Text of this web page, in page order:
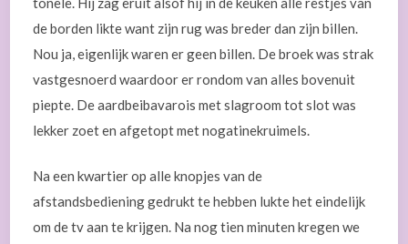
de borden likte want zijn rug was breder dan zijn billen.
Nou ja, eigenlijk waren er geen billen. De broek was strak
vastgesnoerd waardoor er rondom van alles bovenuit
piepte. De aardbeibavarois met slagroom tot slot was
lekker zoet en afgetopt met nogatinekruimels.
Na een kwartier op alle knopjes van de
afstandsbediening gedrukt te hebben lukte het eindelijk
om de tv aan te krijgen. Na nog tien minuten kregen we